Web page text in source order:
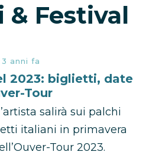
& Festival
3 anni fa
2023: biglietti, date
Tour
salirà sui palchi
italiani in primavera
Tour 2023.